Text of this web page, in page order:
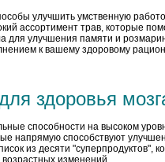
улучшить умственную
ассортимент трав, которые
для улучшения памяти и
к вашему здоровому
здоровья
способности на высоком
напрямую способствуют
из десяти "суперпродуктов",
изменений.